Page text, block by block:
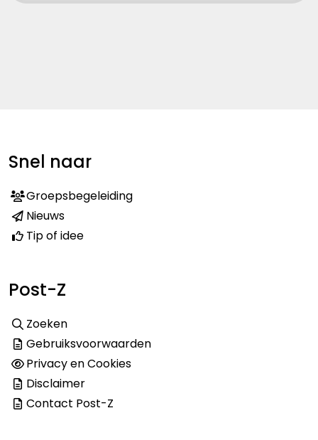
Snel naar
Groepsbegeleiding
Nieuws
Tip of idee
Post-Z
Zoeken
Gebruiksvoorwaarden
Privacy en Cookies
Disclaimer
Contact Post-Z